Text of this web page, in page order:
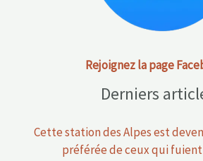
Rejoignez la page
Derniers
Cette station des Alpes est
préférée de ceux qui fuient